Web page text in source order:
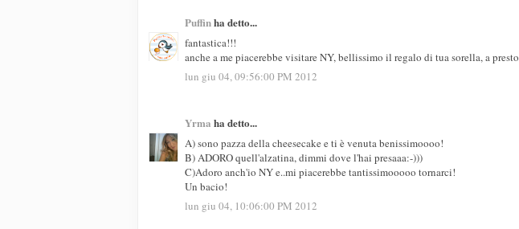
Puffinha detto...
fantastica!!!
anche a me piacerebbe visitare NY, bellissimo il regalo di tua sorella, a presto
lun giu 04, 09:56:00 PM 2012
Yrma ha detto...
A) sono pazza della cheesecake e ti è venuta benissimoooo!
B) ADORO quell'alzatina, dimmi dove l'hai presaaa:-)))
C)Adoro anch'io NY e..mi piacerebbe tantissimooooo tornarci!
Un bacio!
lun giu 04, 10:06:00 PM 2012